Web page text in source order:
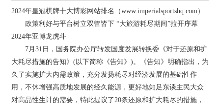
2024年皇冠棋牌十大博彩网站排名（www.imperialsportshq.com）
政策利好与平台树立双管皆下 “大旅游耗尽期间”拉开序幕
2024年亚博龙虎斗
7月31日，国务院办公厅转发国度发展转换委《对于还原和扩
大耗尽措施的告知》(以下简称《告知》)。《告知》明确指出，为
久了实施扩大内需政策，充分发扬耗尽对经济发展的基础性作
用，不休增强高质地发展的经久能源，更好地知足东谈主民大众
对高品性生计的需要，特此提议了20条还原和扩大耗尽的措施，